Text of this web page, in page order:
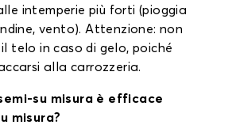
intemperie più forti (pioggia
vento). Attenzione: non
telo in caso di gelo, poiché
alla carrozzeria.
su misura è efficace
misura?